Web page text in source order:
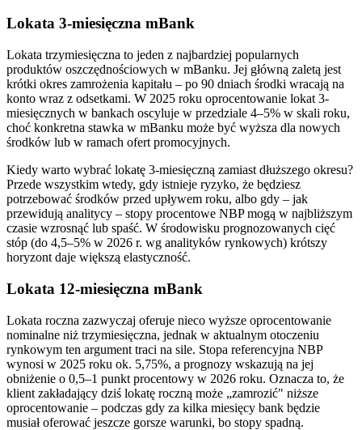
Lokata 3-miesięczna mBank
Lokata trzymiesięczna to jeden z najbardziej popularnych
produktów oszczędnościowych w mBanku. Jej główną zaletą jest
krótki okres zamrożenia kapitału – po 90 dniach środki wracają na
konto wraz z odsetkami. W 2025 roku oprocentowanie lokat 3-
miesięcznych w bankach oscyluje w przedziale 4–5% w skali roku,
choć konkretna stawka w mBanku może być wyższa dla nowych
środków lub w ramach ofert promocyjnych.
Kiedy warto wybrać lokatę 3-miesięczną zamiast dłuższego okresu?
Przede wszystkim wtedy, gdy istnieje ryzyko, że będziesz
potrzebować środków przed upływem roku, albo gdy – jak
przewidują analitycy – stopy procentowe NBP mogą w najbliższym
czasie wzrosnąć lub spaść. W środowisku prognozowanych cięć
stóp (do 4,5–5% w 2026 r. wg analityków rynkowych) krótszy
horyzont daje większą elastyczność.
Lokata 12-miesięczna mBank
Lokata roczna zazwyczaj oferuje nieco wyższe oprocentowanie
nominalne niż trzymiesięczna, jednak w aktualnym otoczeniu
rynkowym ten argument traci na sile. Stopa referencyjna NBP
wynosi w 2025 roku ok. 5,75%, a prognozy wskazują na jej
obniżenie o 0,5–1 punkt procentowy w 2026 roku. Oznacza to, że
klient zakładający dziś lokatę roczną może „zamrozić" niższe
oprocentowanie – podczas gdy za kilka miesięcy bank będzie
musiał oferować jeszcze gorsze warunki, bo stopy spadną.